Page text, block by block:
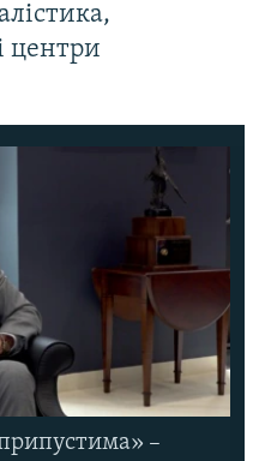
центри
–